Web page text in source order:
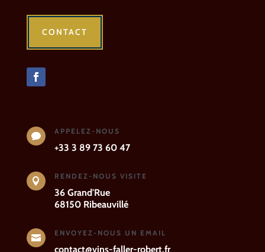
CONTACT

APPELEZ-NOUS
+33 3 89 73 60 47

RENDEZ-NOUS VISITE
36 Grand'Rue
68150 Ribeauvillé

ENVOYEZ-NOUS UN EMAIL
contact@vins-faller-robert.fr